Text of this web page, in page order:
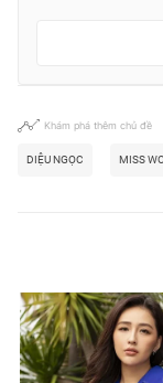
Khám phá thêm chủ đề
DIỆU NGỌC MISS